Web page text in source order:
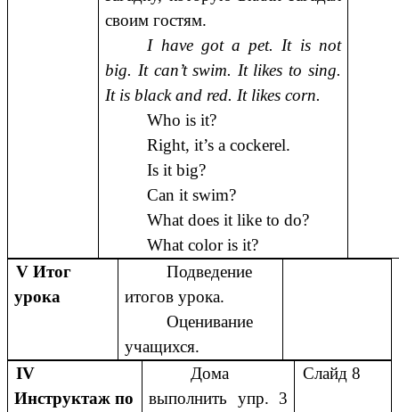
своим гостям.
I have got a pet. It is not
big. It can’t swim. It likes to sing.
It is black and red. It likes corn.
Who is it?
Right, it’s a cockerel.
Is it big?
Can it swim?
What does it like to do?
What color is it?
V Итог
урока
Подведение
итогов урока.
Оценивание
учащихся.
IV
Инструктаж по
Дома
выполнить упр. 3
Слайд 8